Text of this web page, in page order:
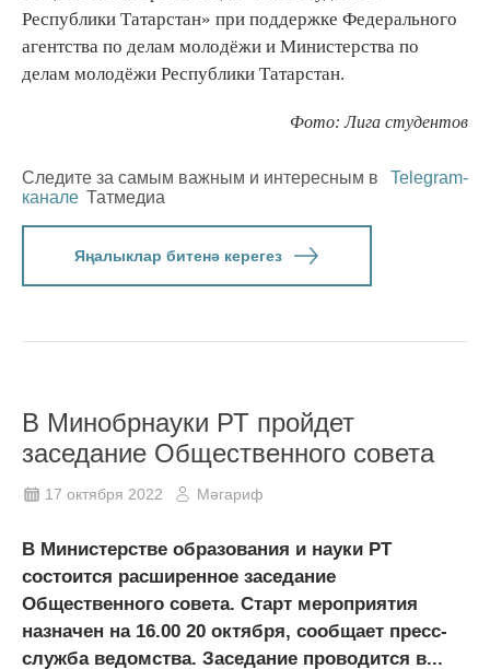
Республики Татарстан» при поддержке Федерального
агентства по делам молодёжи и Министерства по
делам молодёжи Республики Татарстан.
Фото: Лига студентов
Следите за самым важным и интересным в
Telegram-
канале Татмедиа
Яңалыклар битенә керегез
В Минобрнауки РТ пройдет
заседание Общественного совета
17 октября 2022 Мәгариф
В Министерстве образования и науки РТ
состоится расширенное заседание
Общественного совета. Старт мероприятия
назначен на 16.00 20 октября, сообщает пресс-
служба ведомства. Заседание проводится в...